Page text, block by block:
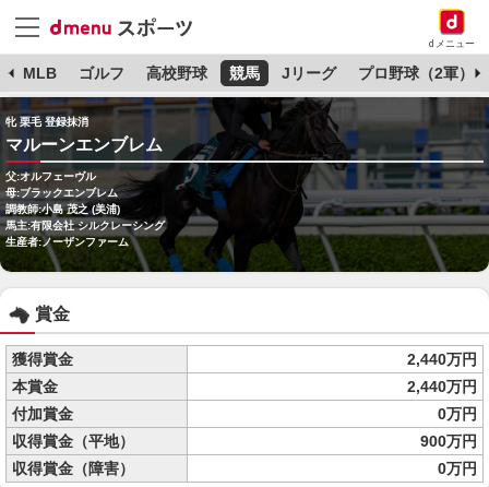
dメニュー
MLB ゴルフ 高校野球 競馬 Jリーグ プロ野球（2軍）
牝 栗毛 登録抹消
マルーンエンブレム
父:オルフェーヴル
母:ブラックエンブレム
調教師:小島 茂之 (美浦)
馬主:有限会社 シルクレーシング
生産者:ノーザンファーム
賞金
獲得賞金
2,440万円
本賞金
2,440万円
付加賞金
0万円
収得賞金（平地）
900万円
収得賞金（障害）
0万円